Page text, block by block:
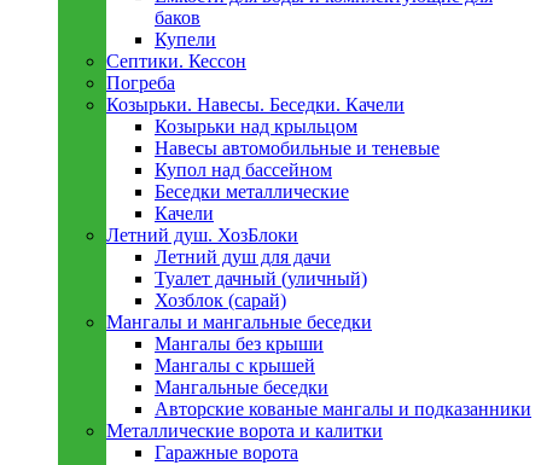
баков
Купели
Септики. Кессон
Погреба
Козырьки. Навесы. Беседки. Качели
Козырьки над крыльцом
Навесы автомобильные и теневые
Купол над бассейном
Беседки металлическиe
Качели
Летний душ. ХозБлоки
Летний душ для дачи
Туалет дачный (уличный)
Хозблок (сарай)
Мангалы и мангальные беседки
Мангалы без крыши
Мангалы с крышей
Мангальные беседки
Авторские кованые мангалы и подказанники
Металлическиe ворота и калитки
Гаражные ворота